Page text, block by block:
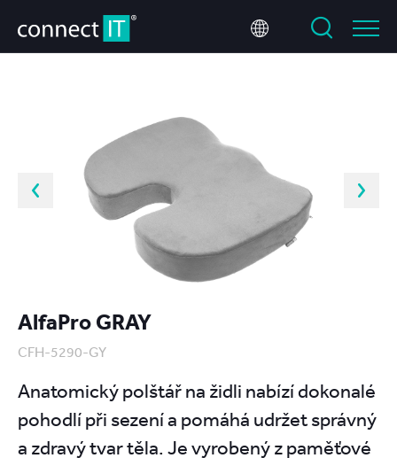
AlfaPro GRAY
CFH-5290-GY
Anatomický polštář na židli nabízí dokonalé
pohodlí při sezení a pomáhá udržet správný
a zdravý tvar těla. Je vyrobený z paměťové